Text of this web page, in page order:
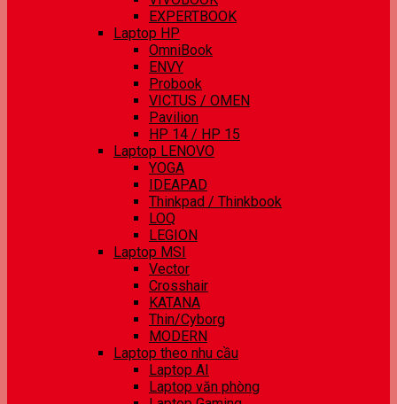
EXPERTBOOK
Laptop HP
OmniBook
ENVY
Probook
VICTUS / OMEN
Pavilion
HP 14 / HP 15
Laptop LENOVO
YOGA
IDEAPAD
Thinkpad / Thinkbook
LOQ
LEGION
Laptop MSI
Vector
Crosshair
KATANA
Thin/Cyborg
MODERN
Laptop theo nhu cầu
Laptop AI
Laptop văn phòng